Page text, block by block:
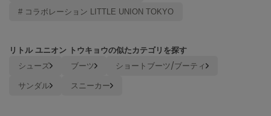
NIKE
ナイキ
NOWNS
# コラボレーション LITTLE UNION TOKYO
リトル ユニオン トウキョウの似たカテゴリを探す
シューズ ブーツ
ショートブーツ/ブーティ
サンダル
スニーカー